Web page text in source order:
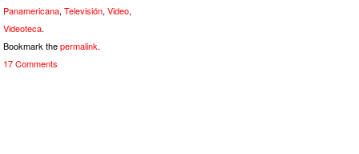
Panamericana, Televisión, Video,
Videoteca.
Bookmark thepermalink.
17 Comments